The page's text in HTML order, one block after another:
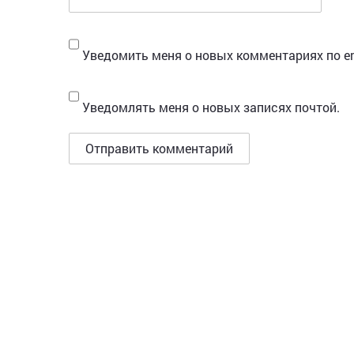
Уведомить меня о новых комментариях по
Уведомлять меня о новых записях почтой.